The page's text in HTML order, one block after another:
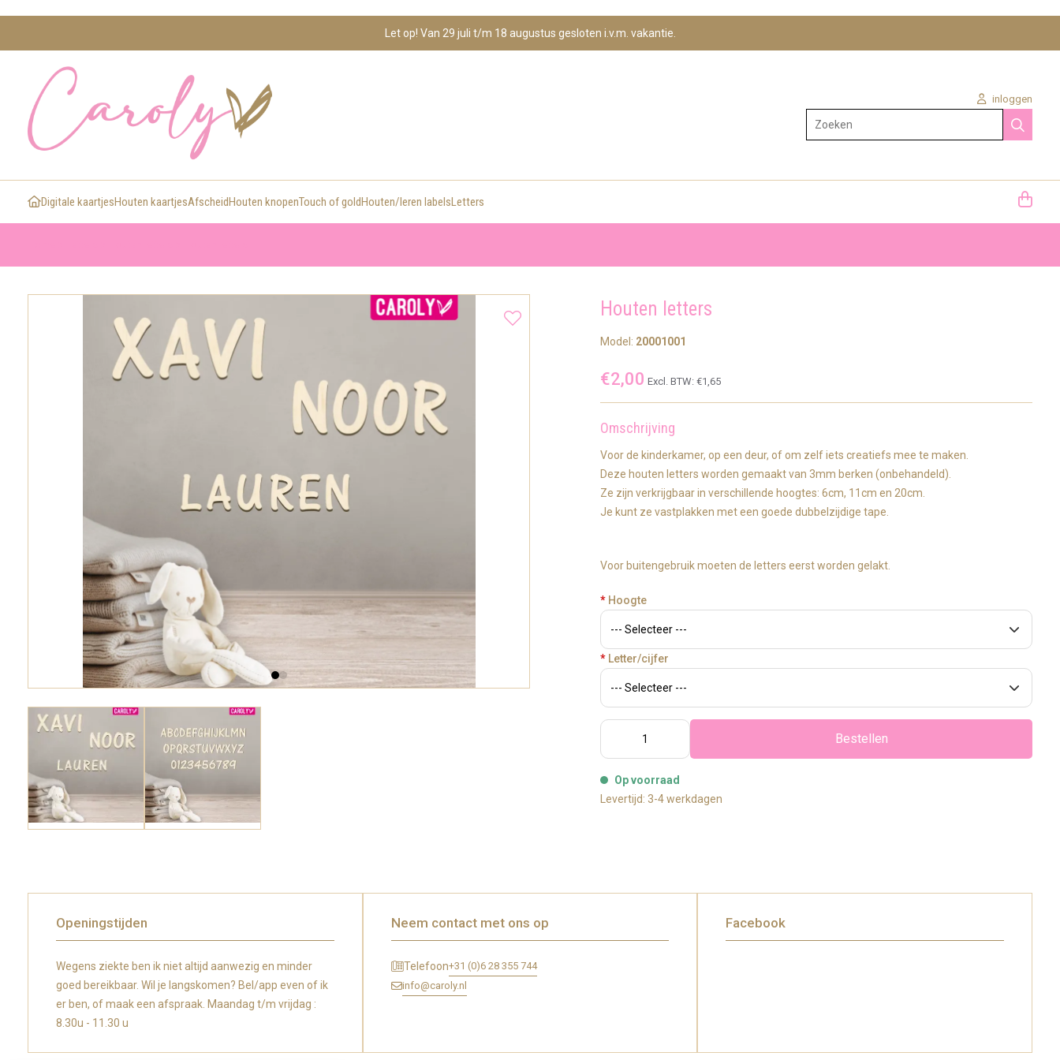
Let op! Van 29 juli t/m 18 augustus gesloten i.v.m. vakantie.
inloggen
Zoeken
Digitale kaartjesHouten kaartjesAfscheidHouten knopenTouch of goldHouten/leren labelsLetters
Houten letters
Model: 20001001
€2,00 Excl. BTW:€1,65
Omschrijving
Voor de kinderkamer, op een deur, of om zelf iets creatiefs mee te maken.
Deze houten letters worden gemaakt van 3mm berken (onbehandeld).
Ze zijn verkrijgbaar in verschillende hoogtes: 6cm, 11cm en 20cm.
Je kunt ze vastplakken met een goede dubbelzijdige tape.
Voor buitengebruik moeten de letters eerst worden gelakt.
* Hoogte
* Letter/cijfer
Bestellen
Op voorraad
Levertijd: 3-4 werkdagen
Openingstijden
Wegens ziekte ben ik niet altijd aanwezig en minder
goed bereikbaar. Wil je langskomen? Bel/app even of ik
er ben, of maak een afspraak. Maandag t/m vrijdag :
8.30u - 11.30 u
Neem contact met ons op
Telefoon+31 (0)6 28 355 744
info@caroly.nl
Facebook